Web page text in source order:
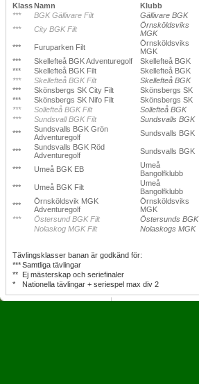
KlassNamn Klubb
***
BGK Gällivare Filt Gällivare BGK
***
City BGK Filt
Örnsköldsviks
MGK
*** Furuparken Filt
Örnsköldsviks
MGK
***
Skellefteå BGK Adventuregolf Skellefteå BGK
***
Skellefteå BGK Filt Skellefteå BGK
***
Skellefteå BGK Filt Skellefteå BGK
***
Skönsbergs SK City Filt Skönsbergs SK
***
Skönsbergs SK Nifo Filt Skönsbergs SK
***
Sollefteå BGK Filt Sollefteå BGK
***
Sundsvall BGK Filt Sundsvalls BGK
***
Sundsvalls BGK Grön
Adventuregolf
Sundsvalls BGK
***
Sundsvalls BGK Röd
Adventuregolf
Sundsvalls BGK
*** Umeå BGK EB
Umeå
Bangolfklubb
*** Umeå BGK Filt
Umeå
Bangolfklubb
***
Örnsköldsvik MGK
Adventuregolf
Örnsköldsviks
MGK
***
Östersund BGK Filt Östersunds BGK
Nolaskog MGK Filt
Nolaskogs MGK
Tävlingsklasser banan är godkänd för:
***Samtliga tävlingar
** Ej mästerskap och seriefinaler
*
Nationella tävlingar + seriespel max div 2